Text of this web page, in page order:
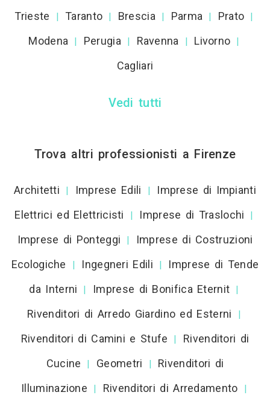
Trieste | Taranto | Brescia | Parma | Prato |
Modena | Perugia | Ravenna | Livorno |
Cagliari
Vedi tutti
Trova altri professionisti a Firenze
Architetti | Imprese Edili |
Imprese di Impianti
Elettrici ed Elettricisti
| Imprese di Traslochi |
Imprese di Ponteggi |
Imprese di Costruzioni
Ecologiche
| Ingegneri Edili |
Imprese di Tende
da Interni
| Imprese di Bonifica Eternit |
Rivenditori di Arredo Giardino ed Esterni |
Rivenditori di Camini e Stufe |
Rivenditori di
Cucine
| Geometri |
Rivenditori di
Illuminazione
| Rivenditori di Arredamento |